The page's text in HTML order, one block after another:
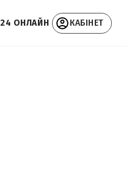
24 ОНЛАЙН КАБІНЕТ